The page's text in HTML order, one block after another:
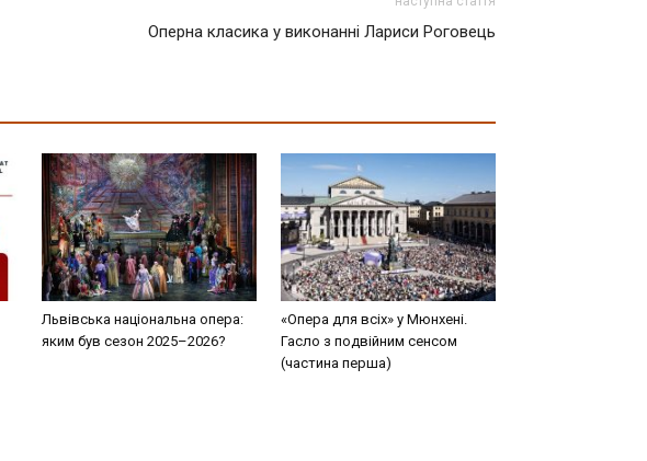
Оперна класика у виконанні Лариси Роговець
Львівська національна опера:
яким був сезон 2025–2026?
«Опера для всіх» у Мюнхені.
Гасло з подвійним сенсом
(частина перша)